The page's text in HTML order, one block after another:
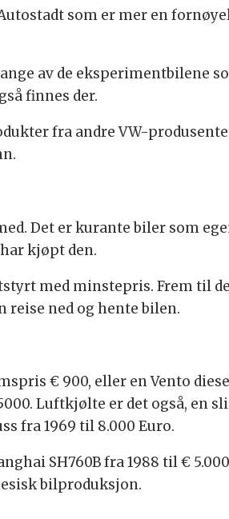
som er mer en
av de eksperimentbilene
finnes der.
fra andre VW-
Det er kurante biler som
kjøpt den.
med minstepris. Frem til
reise ned og hente bilen.
€ 900, eller en Vento
Luftkjølte er det også, en
fra 1969 til 8.000 Euro.
SH760B fra 1988 til €
bilproduksjon.